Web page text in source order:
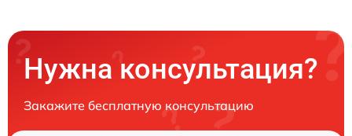
Нужна консультация?
Закажите бесплатную консультацию